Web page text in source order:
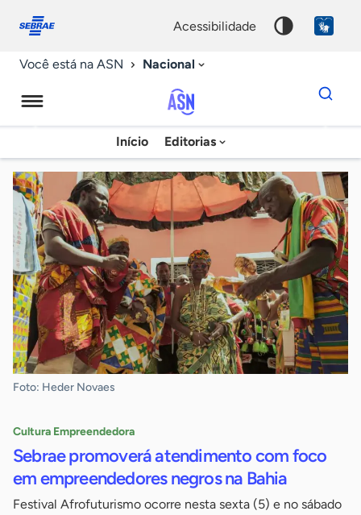
conosco
acessibilidade
Você está na ASN Nacional
Agência
Sebrae
de
Notícias
Início Editorias
Dados
para
chave
Foto: Heder Novaes
Cultura Empreendedora
Sebrae promoverá atendimento com foco
em empreendedores negros na Bahia
Festival Afrofuturismo ocorre nesta sexta (5) e no sábado